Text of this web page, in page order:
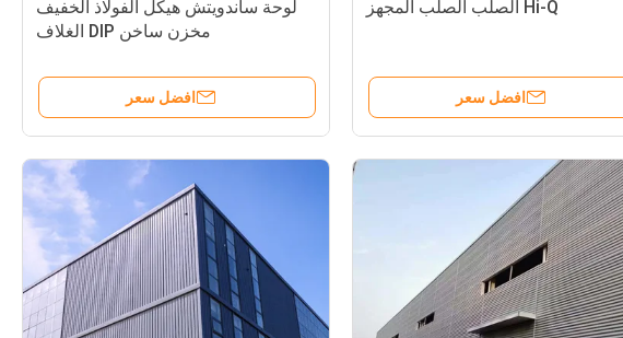
لوحة ساندويتش هيكل الفولاذ الخفيف
مخزن ساخن DIP الغلاف
افضل سعر
Hi-Q الصلب الصلب المجهز
افضل سعر